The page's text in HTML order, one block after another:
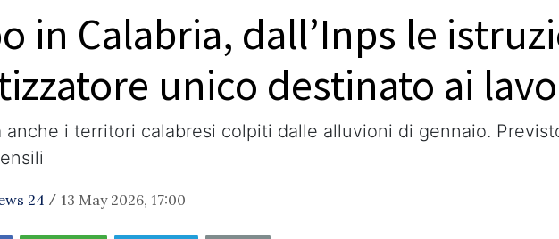
in Calabria, dall’Inps le
unico destinato ai
anche i territori calabresi colpiti dalle alluvioni di gennaio.
24 / 13 May 2026, 17:00